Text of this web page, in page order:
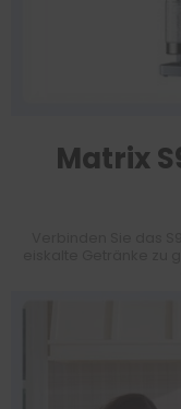
Matrix